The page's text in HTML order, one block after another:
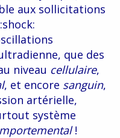
aux sollicitations
que des
niveau cellulaire,
, et encore sanguin,
artérielle,
système
!